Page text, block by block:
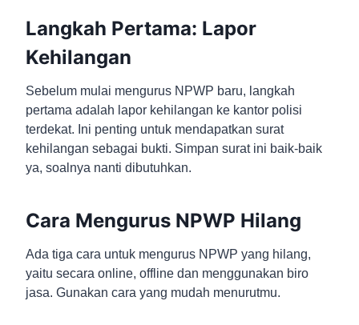
Langkah Pertama: Lapor
Kehilangan
Sebelum mulai mengurus NPWP baru, langkah
pertama adalah lapor kehilangan ke kantor polisi
terdekat. Ini penting untuk mendapatkan surat
kehilangan sebagai bukti. Simpan surat ini baik-baik
ya, soalnya nanti dibutuhkan.
Cara Mengurus NPWP Hilang
Ada tiga cara untuk mengurus NPWP yang hilang,
yaitu secara online, offline dan menggunakan biro
jasa. Gunakan cara yang mudah menurutmu.